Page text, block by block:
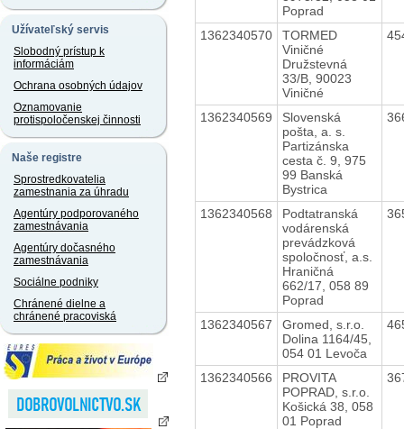
Užívateľský servis
Slobodný prístup k
informáciám
Ochrana osobných údajov
Oznamovanie
protispoločenskej činnosti
Naše registre
Sprostredkovatelia
zamestnania za úhradu
Agentúry podporovaného
zamestnávania
Agentúry dočasného
zamestnávania
Sociálne podniky
Chránené dielne a
chránené pracoviská
Poprad
1362340570
TORMED
Viničné
Družstevná
33/B, 90023
Viničné
1362340569
Slovenská
pošta, a. s.
Partizánska
cesta č. 9, 975
99 Banská
Bystrica
1362340568
Podtatranská
vodárenská
prevádzková
spoločnosť, a.s.
Hraničná
662/17, 058 89
Poprad
1362340567
Gromed, s.r.o.
Dolina 1164/45,
054 01 Levoča
1362340566
PROVITA
POPRAD, s.r.o.
Košická 38, 058
01 Poprad